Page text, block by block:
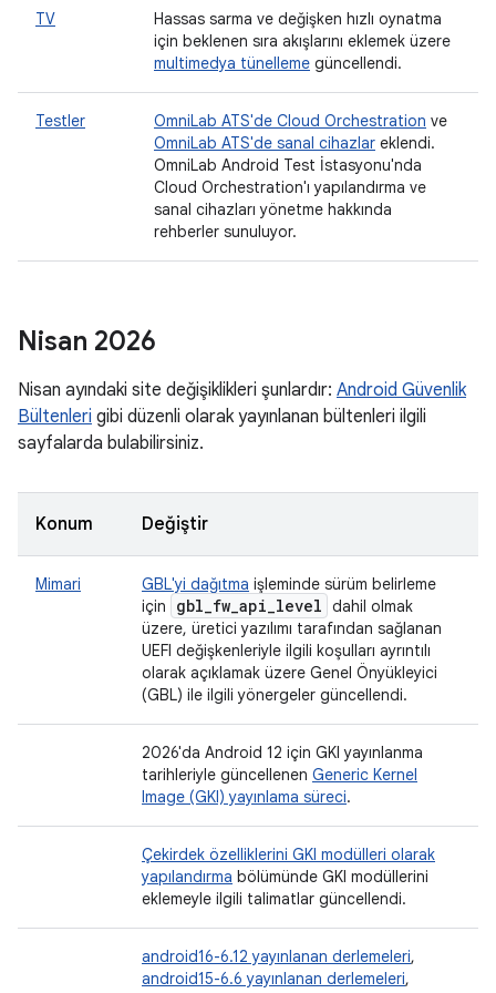
TV
Hassas sarma ve değişken hızlı oynatma
için beklenen sıra akışlarını eklemek üzere
multimedya tünelleme güncellendi.
Testler OmniLab ATS'de Cloud Orchestration ve
OmniLab ATS'de sanal cihazlar eklendi.
OmniLab Android Test İstasyonu'nda
Cloud Orchestration'ı yapılandırma ve
sanal cihazları yönetme hakkında
rehberler sunuluyor.
Nisan 2026
Nisan ayındaki site değişiklikleri şunlardır: Android Güvenlik
Bültenleri gibi düzenli olarak yayınlanan bültenleri ilgili
sayfalarda bulabilirsiniz.
Konum Değiştir
Mimari GBL'yi dağıtma işleminde sürüm belirleme
için
gbl_fw_api_level dahil olmak
üzere, üretici yazılımı tarafından sağlanan
UEFI değişkenleriyle ilgili koşulları ayrıntılı
olarak açıklamak üzere Genel Önyükleyici
(GBL) ile ilgili yönergeler güncellendi.
2026'da Android 12 için GKI yayınlanma
tarihleriyle güncellenen Generic Kernel
Image (GKI) yayınlama süreci.
Çekirdek özelliklerini GKI modülleri olarak
yapılandırma bölümünde GKI modüllerini
eklemeyle ilgili talimatlar güncellendi.
android16-6.12 yayınlanan derlemeleri,
android15-6.6 yayınlanan derlemeleri,